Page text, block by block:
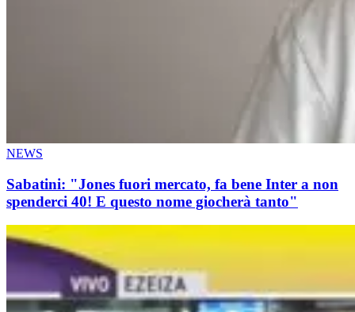
NEWS
Sabatini: "Jones fuori mercato, fa bene Inter a non
spenderci 40! E questo nome giocherà tanto"